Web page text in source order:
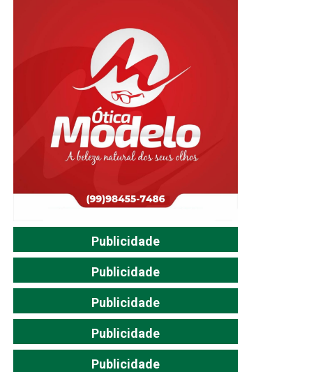
Publicidade
Publicidade
Publicidade
Publicidade
Publicidade